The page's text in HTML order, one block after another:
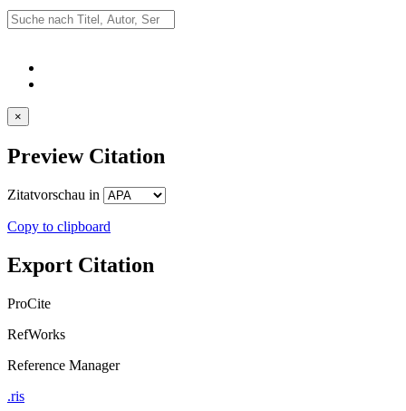
×
Preview Citation
Zitatvorschau in
Copy to clipboard
Export Citation
ProCite
RefWorks
Reference Manager
.ris